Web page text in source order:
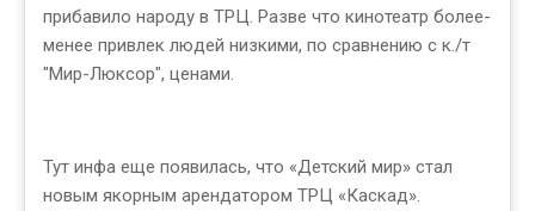
прибавило народу в ТРЦ. Разве что кинотеатр более-
менее привлек людей низкими, по сравнению с к./т
"Мир-Люксор", ценами.
Тут инфа еще появилась, что «Детский мир» стал
новым якорным арендатором ТРЦ «Каскад».